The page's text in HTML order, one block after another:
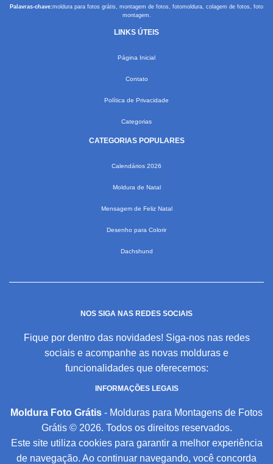
Palavras-chave:moldura para fotos grátis, montagem de fotos, fotomoldura, colagem de fotos, foto
montagem.
LINKS ÚTEIS
Página Inicial
Contato
Política de Privacidade
Categorias
CATEGORIAS POPULARES
Calendários 2026
Moldura de Natal
Mensagem de Feliz Natal
Desenho para Colorir
Dachshund
NOS SIGA NAS REDES SOCIAIS
Fique por dentro das novidades! Siga-nos nas redes
sociais e acompanhe as novas molduras e
funcionalidades que oferecemos:
INFORMAÇÕES LEGAIS
Moldura Foto Grátis - Molduras para Montagens de Fotos
Grátis © 2026. Todos os direitos reservados.
Este site utiliza cookies para garantir a melhor experiência
de navegação. Ao continuar navegando, você concorda